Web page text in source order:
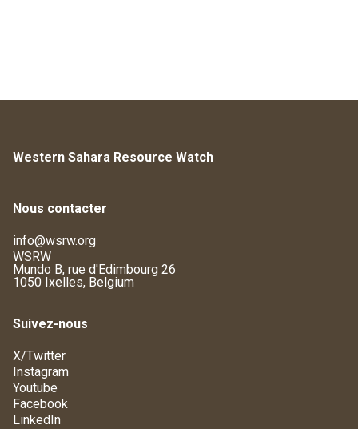
Western Sahara Resource Watch
Nous contacter
info@wsrw.org
WSRW
Mundo B, rue d'Edimbourg 26
1050 Ixelles, Belgium
Suivez-nous
X/Twitter
Instagram
Youtube
Facebook
LinkedIn